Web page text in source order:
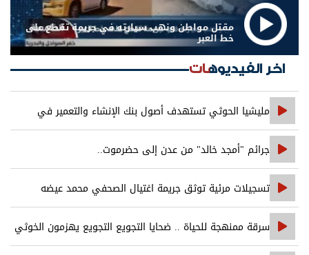
مقتل مواطن ونهب سيارته في جريمة تقطع على
خط العبر
اخر الفيديوهات
مليشيا الحوثي تستهدف أصول بنك الإنشاء والتعمير في
صنعاء
جرائم "أمجد خالد" من عدن إلى حضرموت..
تسجيلات مرئية توثق جريمة اغتيال الصحفي محمد عيضه
سرقة ممنهجة للحياة .. ضحايا التجويع التجويع يهزمون الخوثي